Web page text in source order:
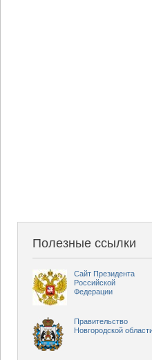
Полезные ссылки
Сайт Президента
Российской
Федерации
Правительство
Новгородской